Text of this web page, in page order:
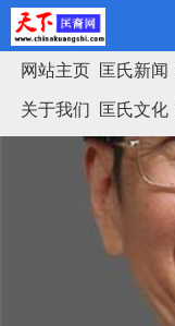
网站主页 匡氏新闻
关于我们 匡氏文化
匡氏家谱